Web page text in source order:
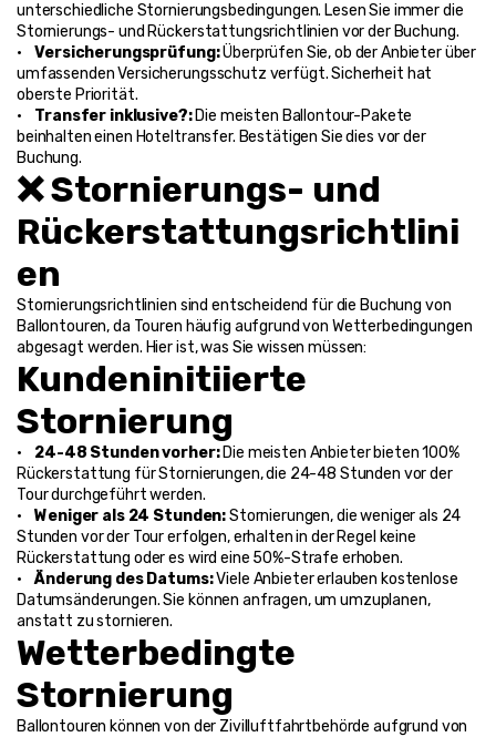
unterschiedliche Stornierungsbedingungen. Lesen Sie immer die
Stornierungs- und Rückerstattungsrichtlinien vor der Buchung.
• Versicherungsprüfung: Überprüfen Sie, ob der Anbieter über
umfassenden Versicherungsschutz verfügt. Sicherheit hat
oberste Priorität.
• Transfer inklusive?: Die meisten Ballontour-Pakete
beinhalten einen Hoteltransfer. Bestätigen Sie dies vor der
Buchung.
❌ Stornierungs- und
Rückerstattungsrichtlini
en
Stornierungsrichtlinien sind entscheidend für die Buchung von
Ballontouren, da Touren häufig aufgrund von Wetterbedingungen
abgesagt werden. Hier ist, was Sie wissen müssen:
Kundeninitiierte
Stornierung
• 24-48 Stunden vorher: Die meisten Anbieter bieten 100%
Rückerstattung für Stornierungen, die 24-48 Stunden vor der
Tour durchgeführt werden.
• Weniger als 24 Stunden: Stornierungen, die weniger als 24
Stunden vor der Tour erfolgen, erhalten in der Regel keine
Rückerstattung oder es wird eine 50%-Strafe erhoben.
• Änderung des Datums: Viele Anbieter erlauben kostenlose
Datumsänderungen. Sie können anfragen, um umzuplanen,
anstatt zu stornieren.
Wetterbedingte
Stornierung
Ballontouren können von der Zivilluftfahrtbehörde aufgrund von